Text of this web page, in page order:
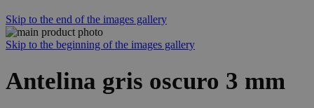
Skip to the end of the images gallery
Skip to the beginning of the images gallery
Antelina gris oscuro 3 mm